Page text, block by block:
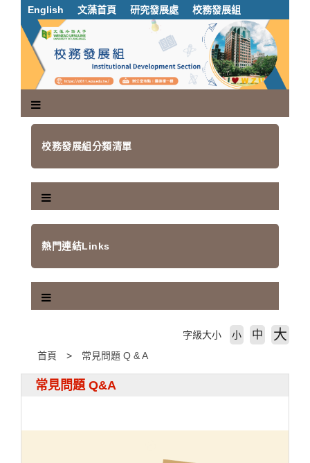
English 文藻首頁 研究發展處 校務發展組
校務發展組分類清單
熱門連結Links
首頁 常見問題 Q & A
字級大小 小 中 大
常見問題 Q&A